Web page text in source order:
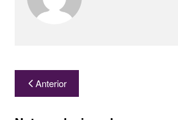
Navegación
de
Anterior